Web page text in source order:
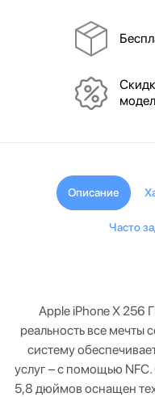
Описание
Часто
Apple iPhone X 256
реальность все мечты
систему
услуг – с помощью
5,8 дюймов оснащен